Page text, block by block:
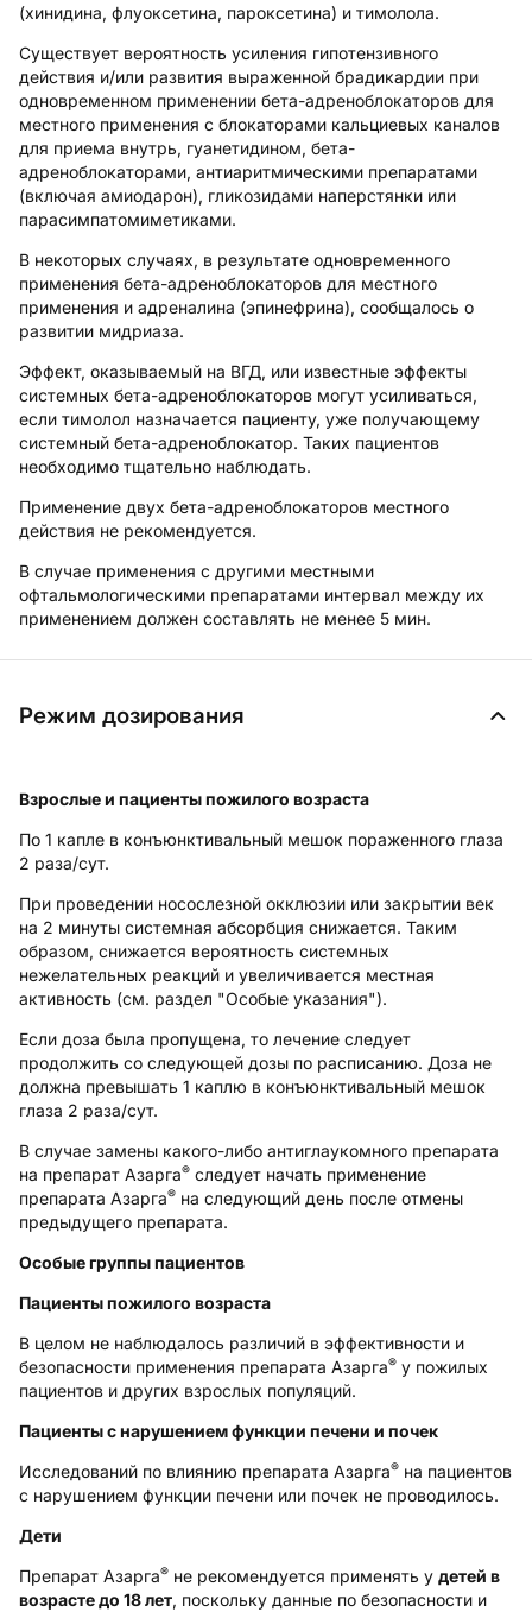
(хинидина, флуоксетина, пароксетина) и тимолола.
Существует вероятность усиления гипотензивного
действия и/или развития выраженной брадикардии при
одновременном применении бета-адреноблокаторов для
местного применения с блокаторами кальциевых каналов
для приема внутрь, гуанетидином, бета-
адреноблокаторами, антиаритмическими препаратами
(включая амиодарон), гликозидами наперстянки или
парасимпатомиметиками.
В некоторых случаях, в результате одновременного
применения бета-адреноблокаторов для местного
применения и адреналина (эпинефрина), сообщалось о
развитии мидриаза.
Эффект, оказываемый на ВГД, или известные эффекты
системных бета-адреноблокаторов могут усиливаться,
если тимолол назначается пациенту, уже получающему
системный бета-адреноблокатор. Таких пациентов
необходимо тщательно наблюдать.
Применение двух бета-адреноблокаторов местного
действия не рекомендуется.
В случае применения с другими местными
офтальмологическими препаратами интервал между их
применением должен составлять не менее 5 мин.
Режим дозирования
Взрослые и пациенты пожилого возраста
По 1 капле в конъюнктивальный мешок пораженного глаза
2 раза/сут.
При проведении носослезной окклюзии или закрытии век
на 2 минуты системная абсорбция снижается. Таким
образом, снижается вероятность системных
нежелательных реакций и увеличивается местная
активность (см. раздел "Особые указания").
Если доза была пропущена, то лечение следует
продолжить со следующей дозы по расписанию. Доза не
должна превышать 1 каплю в конъюнктивальный мешок
глаза 2 раза/сут.
В случае замены какого-либо антиглаукомного препарата
на препарат Азарга® следует начать применение
препарата Азарга® на следующий день после отмены
предыдущего препарата.
Особые группы пациентов
Пациенты пожилого возраста
В целом не наблюдалось различий в эффективности и
безопасности применения препарата Азарга® у пожилых
пациентов и других взрослых популяций.
Пациенты с нарушением функции печени и почек
Исследований по влиянию препарата Азарга® на пациентов
с нарушением функции печени или почек не проводилось.
Дети
Препарат Азарга® не рекомендуется применять у детей в
возрасте до 18 лет, поскольку данные по безопасности и